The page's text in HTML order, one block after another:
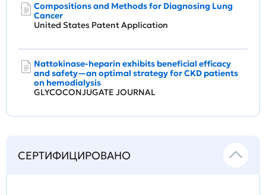
Compositions and Methods for Diagnosing Lung
Cancer
United States Patent Application
Nattokinase-heparin exhibits beneficial efficacy
and safety—an optimal strategy for CKD patients
on hemodialysis
GLYCOCONJUGATE JOURNAL
СЕРТИФИЦИРОВАНО